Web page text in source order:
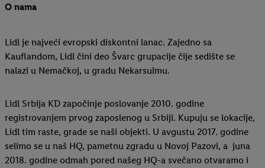
O nama
Lidl je najveći evropski diskontni lanac. Zajedno sa
Kauflandom, Lidl čini deo Švarc grupacije čije sedište se
nalazi u Nemačkoj, u gradu Nekarsulmu.
Lidl Srbija KD započinje poslovanje 2010. godine
registrovanjem prvog zaposlenog u Srbiji. Kupuju se lokacije,
Lidl tim raste, grade se naši objekti. U avgustu 2017. godine
selimo se u naš HQ, pametnu zgradu u Novoj Pazovi, a juna
2018. godine odmah pored našeg HQ-a svečano otvaramo i